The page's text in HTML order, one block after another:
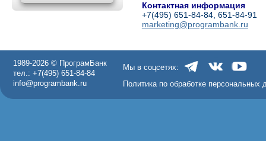
Контактная информация
+7(495) 651-84-84, 651-84-91
marketing@programbank.ru
1989-2026 © ПрограмБанк
тел.: +7(495) 651-84-84
info@programbank.ru
Мы в соцсетях:
Политика по обработке персональных